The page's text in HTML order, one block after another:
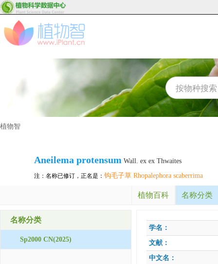
植物智
Aneilema protensum Wall. ex ex Thwaites
注：名称已修订，正名是： 钩毛子草 Rhopalephora scaberrima
植物百科 名称分类
名称分类
Sp2000 CN(2025)
学名：
文献：
中文名：